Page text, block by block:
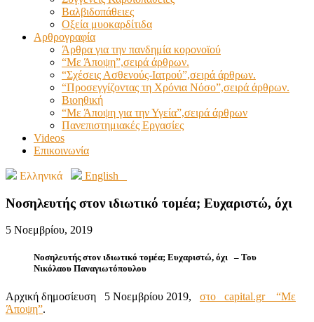
Βαλβιδοπάθειες
Οξεία μυοκαρδίτιδα
Αρθρογραφία
Άρθρα για την πανδημία κορονοϊού
“Με Άποψη”,σειρά άρθρων.
“Σχέσεις Ασθενούς-Ιατρού”,σειρά άρθρων.
“Προσεγγίζοντας τη Χρόνια Νόσο”,σειρά άρθρων.
Βιοηθική
“Με Άποψη για την Υγεία”,σειρά άρθρων
Πανεπιστημιακές Εργασίες
Videos
Επικοινωνία
Ελληνικά English
Νοσηλευτής στον ιδιωτικό τομέα; Ευχαριστώ, όχι
5 Νοεμβρίου, 2019
Νοσηλευτής στον ιδιωτικό τομέα; Ευχαριστώ, όχι – Του
Νικόλαου Παναγιωτόπουλου
Αρχική δημοσίευση 5 Νοεμβρίου 2019, στο capital.gr “Με
Άποψη”.